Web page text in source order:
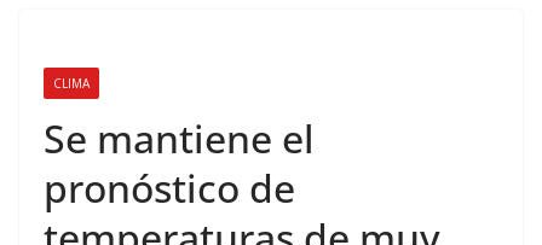
CLIMA
Se mantiene el
pronóstico de